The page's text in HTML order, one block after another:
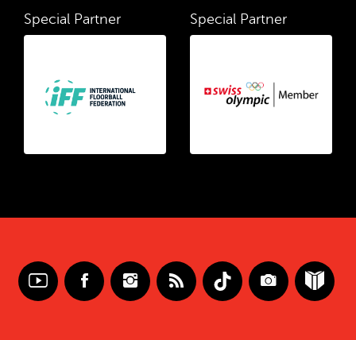
Special Partner Special Partner